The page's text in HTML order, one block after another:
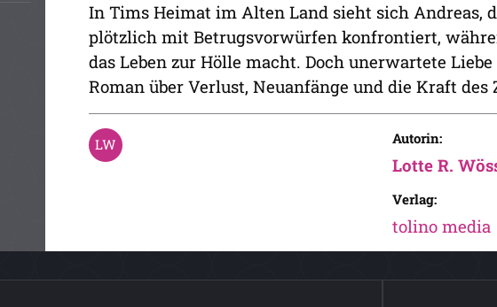
In Tims Heimat im Alten Land sieht sich Andreas,
plötzlich mit Betrugsvorwürfen konfrontiert,
das Leben zur Hölle macht. Doch unerwartete
Roman über Verlust, Neuanfänge und die Kraft des
Autorin:
Lotte R.
Verlag:
tolino media